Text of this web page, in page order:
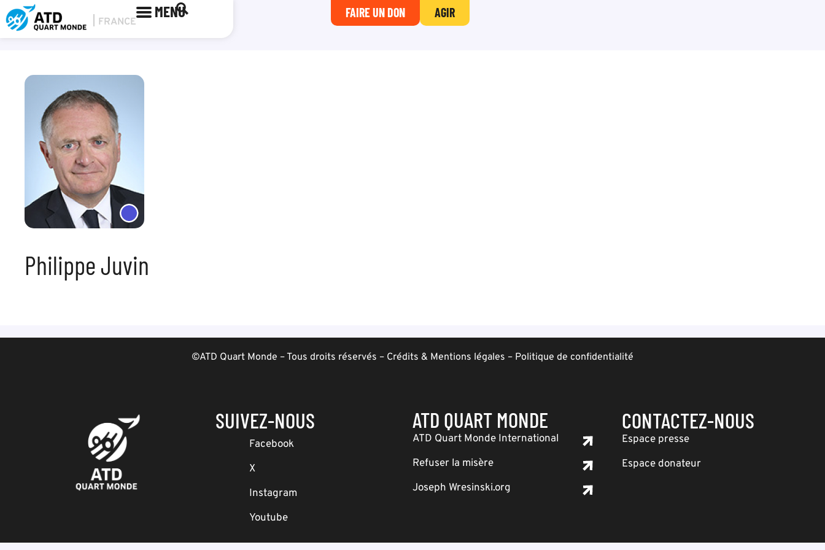
MENU FAIRE UN DON AGIR
Philippe Juvin
©ATD Quart Monde – Tous droits réservés – Crédits & Mentions légales – Politique de confidentialité
SUIVEZ-NOUS
Facebook
X
Instagram
Youtube
ATD QUART MONDE
ATD Quart Monde International
Refuser la misère
Joseph Wresinski.org
CONTACTEZ-NOUS
Espace presse
Espace donateur